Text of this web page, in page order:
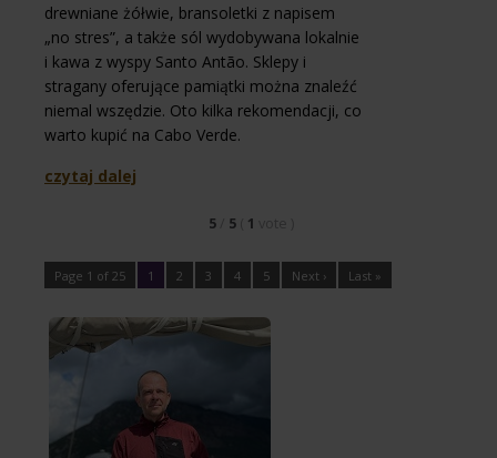
drewniane żółwie, bransoletki z napisem
„no stres”, a także sól wydobywana lokalnie
i kawa z wyspy Santo Antão. Sklepy i
stragany oferujące pamiątki można znaleźć
niemal wszędzie. Oto kilka rekomendacji, co
warto kupić na Cabo Verde.
czytaj dalej
5 5 1
Page 1 of 25 1 2 3 4 5 Next › Last »